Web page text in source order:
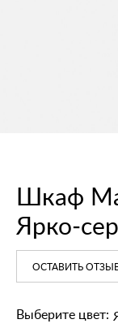
Шкаф
ОСТАВИТЬ
Выберите цвет: